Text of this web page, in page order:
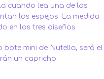
cuando lea una de las
los espejos. La medida
en los tres diseños.
bote mini de Nutella, será el
un capricho